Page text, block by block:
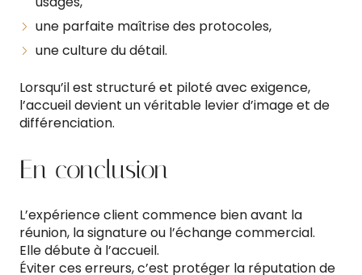
une parfaite maîtrise des protocoles,
une culture du détail.
Lorsqu’il est structuré et piloté avec exigence,
l’accueil devient un véritable levier d’image et de
différenciation.
En conclusion
L’expérience client commence bien avant la
réunion, la signature ou l’échange commercial.
Elle débute à l’accueil.
Éviter ces erreurs, c’est protéger la réputation de